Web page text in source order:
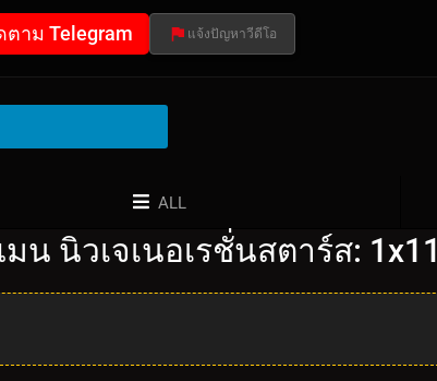
ตาม Telegram แจ้งปัญหาวีดีโอ
ALL
น นิวเจเนอเรชั่นสตาร์ส: 1x11